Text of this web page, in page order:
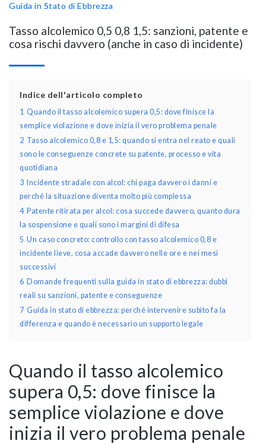
Guida in Stato di Ebbrezza
Tasso alcolemico 0,5 0,8 1,5: sanzioni, patente e
cosa rischi davvero (anche in caso di incidente)
Indice dell'articolo completo
1 Quando il tasso alcolemico supera 0,5: dove finisce la
semplice violazione e dove inizia il vero problema penale
2 Tasso alcolemico 0,8 e 1,5: quando si entra nel reato e quali
sono le conseguenze concrete su patente, processo e vita
quotidiana
3 Incidente stradale con alcol: chi paga davvero i danni e
perché la situazione diventa molto più complessa
4 Patente ritirata per alcol: cosa succede davvero, quanto dura
la sospensione e quali sono i margini di difesa
5 Un caso concreto: controllo con tasso alcolemico 0,8 e
incidente lieve, cosa accade davvero nelle ore e nei mesi
successivi
6 Domande frequenti sulla guida in stato di ebbrezza: dubbi
reali su sanzioni, patente e conseguenze
7 Guida in stato di ebbrezza: perché intervenire subito fa la
differenza e quando è necessario un supporto legale
Quando il tasso alcolemico
supera 0,5: dove finisce la
semplice violazione e dove
inizia il vero problema penale